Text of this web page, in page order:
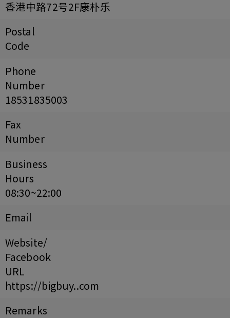
香港中路72号2F康朴乐
Postal
Code
Phone
Number
18531835003
Fax
Number
Business
Hours
08:30~22:00
Email
Website/
Facebook
URL
https://bigbuy..com
Remarks